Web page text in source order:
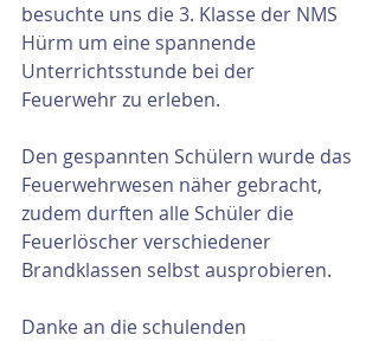
besuchte uns die 3. Klasse der NMS
Hürm um eine spannende
Unterrichtsstunde bei der
Feuerwehr zu erleben.
Den gespannten Schülern wurde das
Feuerwehrwesen näher gebracht,
zudem durften alle Schüler die
Feuerlöscher verschiedener
Brandklassen selbst ausprobieren.
Danke an die schulenden